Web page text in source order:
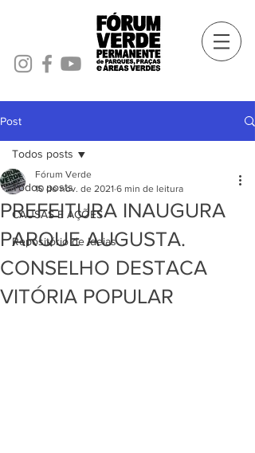
Post
Todos posts
CAUSAS E AÇÕES
Repositório de Ideias
Todos posts
PREFEITURA INAUGURA
PARQUE AUGUSTA.
CONSELHO DESTACA
VITÓRIA POPULAR
Fórum Verde
10 de nov. de 2021 6 min de leitura